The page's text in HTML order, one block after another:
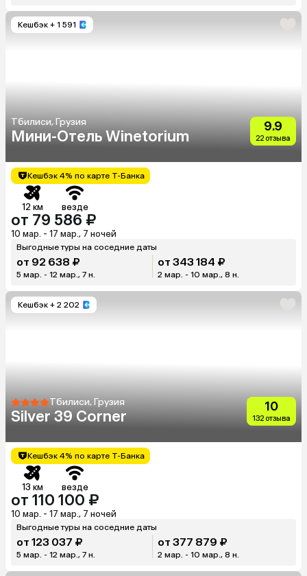
Кешбэк + 1 591
Тбилиси, Грузия
Мини-Отель Winetorium
9.9
22 отзыва
Кешбэк 4% по карте Т-Банка
12 км везде
от 79 586 ₽
10 мар. - 17 мар., 7 ночей
Выгодные туры на соседние даты
от 92 638 ₽
5 мар. - 12 мар., 7 н.
от 343 184 ₽
2 мар. - 10 мар., 8 н.
Кешбэк + 2 202
Тбилиси, Грузия
Silver 39 Corner
10
132 отзыва
Кешбэк 4% по карте Т-Банка
13 км везде
от 110 100 ₽
10 мар. - 17 мар., 7 ночей
Выгодные туры на соседние даты
от 123 037 ₽
5 мар. - 12 мар., 7 н.
от 377 879 ₽
2 мар. - 10 мар., 8 н.